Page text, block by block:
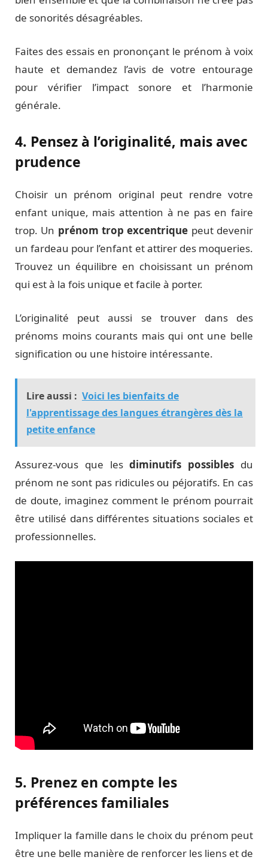
de sonorités désagréables.
Faites des essais en prononçant le prénom à voix
haute et demandez l’avis de votre entourage
pour vérifier l’impact sonore et l’harmonie
générale.
4. Pensez à l’originalité, mais avec
prudence
Choisir un prénom original peut rendre votre
enfant unique, mais attention à ne pas en faire
trop. Un prénom trop excentrique peut devenir
un fardeau pour l’enfant et attirer des moqueries.
Trouvez un équilibre en choisissant un prénom
qui est à la fois unique et facile à porter.
L’originalité peut aussi se trouver dans des
prénoms moins courants mais qui ont une belle
signification ou une histoire intéressante.
Lire aussi : Voici les bienfaits de
l'apprentissage des langues étrangères dès la
petite enfance
Assurez-vous que lesdiminutifs possibles du
prénom ne sont pas ridicules ou péjoratifs. En cas
de doute, imaginez comment le prénom pourrait
être utilisé dans différentes situations sociales et
professionnelles.
5. Prenez en compte les
préférences familiales
Impliquer la famille dans le choix du prénom peut
être une belle manière de renforcer les liens et de